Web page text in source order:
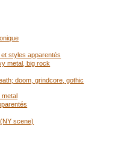
styles apparentés
metal, big rock
doom, grindcore, gothic
metal
scene)